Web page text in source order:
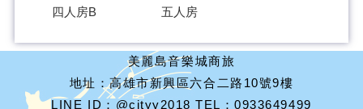
四人房B
五人房
美麗島音樂城商旅
地址：高雄市新興區六合二路10號9樓
LINE ID：@cityy2018 TEL：0933649499